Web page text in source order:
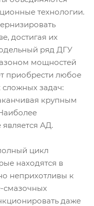
технологии.
достигая их
ряд ДГУ
мощностей
приобрести любое
задач:
крупным
АД.
цикл
находятся в
неприхотливы к
смазочных
даже